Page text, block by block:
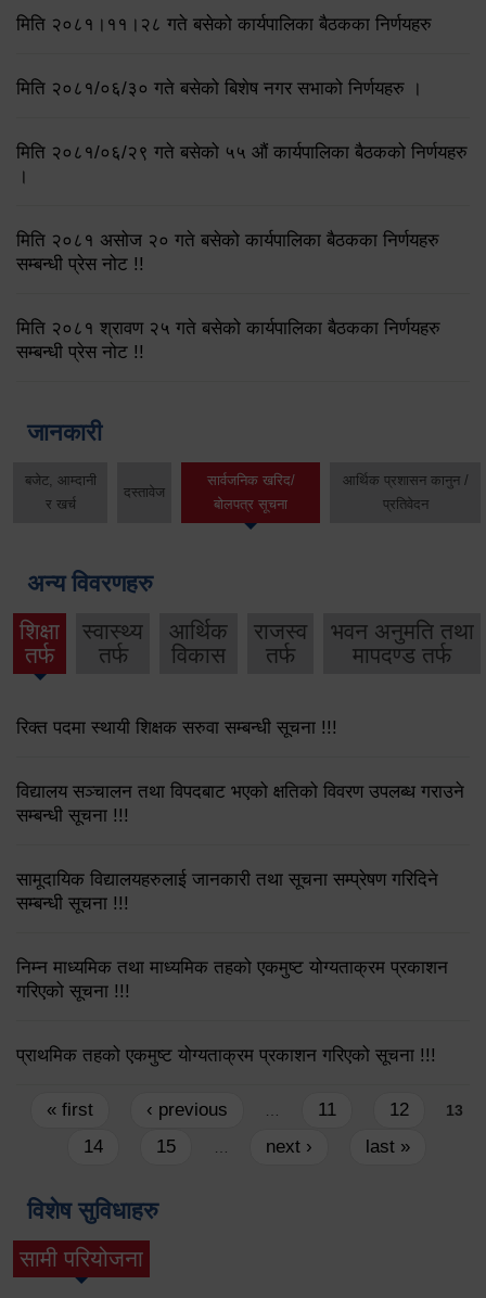
मिति २०८१।११।२८ गते बसेको कार्यपालिका बैठकका निर्णयहरु
मिति २०८१/०६/३० गते बसेको बिशेष नगर सभाको निर्णयहरु ।
मिति २०८१/०६/२९ गते बसेको ५५ औं कार्यपालिका बैठकको निर्णयहरु
।
मिति २०८१ असोज २० गते बसेको कार्यपालिका बैठकका निर्णयहरु
सम्बन्धी प्रेस नोट !!
मिति २०८१ श्रावण २५ गते बसेको कार्यपालिका बैठकका निर्णयहरु
सम्बन्धी प्रेस नोट !!
जानकारी
बजेट, आम्दानी
र खर्च
दस्तावेज
सार्वजनिक खरिद/
बोलपत्र सूचना
आर्थिक प्रशासन कानुन /
प्रतिवेदन
अन्य विवरणहरु
शिक्षा
तर्फ
स्वास्थ्य
तर्फ
आर्थिक
विकास
राजस्व
तर्फ
भवन अनुमति तथा
मापदण्ड तर्फ
रिक्त पदमा स्थायी शिक्षक सरुवा सम्बन्धी सूचना !!!
विद्यालय सञ्चालन तथा विपदबाट भएको क्षतिको विवरण उपलब्ध गराउने
सम्बन्धी सूचना !!!
सामूदायिक विद्यालयहरुलाई जानकारी तथा सूचना सम्प्रेषण गरिदिने
सम्बन्धी सूचना !!!
निम्न माध्यमिक तथा माध्यमिक तहको एकमुष्ट योग्यताक्रम प्रकाशन
गरिएको सूचना !!!
प्राथमिक तहको एकमुष्ट योग्यताक्रम प्रकाशन गरिएको सूचना !!!
Pages
« first ‹ previous 11 12 13
14 15 next › last »
विशेष सुविधाहरु
सामी परियोजना
(active tab)